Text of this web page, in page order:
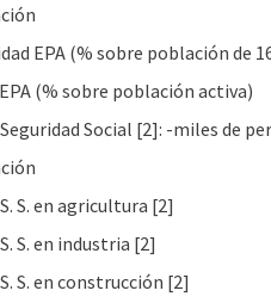
EPA (% sobre población de
(% sobre población activa)
Social [2]: -miles de
S. en agricultura [2]
S. en industria [2]
S. en construcción [2]